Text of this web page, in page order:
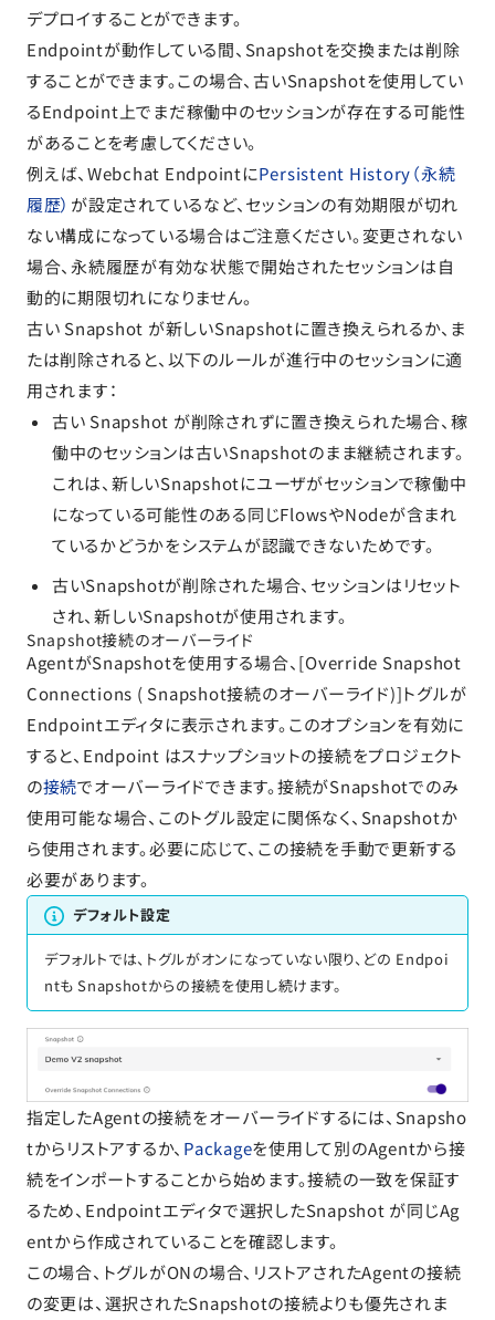
デプロイすることができます。
Endpointが動作している間、Snapshotを交換または削除
することができます。この場合、古いSnapshotを使用してい
るEndpoint上でまだ稼働中のセッションが存在する可能性
があることを考慮してください。
例えば、Webchat EndpointにPersistent History（永続
履歴） が設定されているなど、セッションの有効期限が切れ
ない構成になっている場合はご注意ください。変更されない
場合、永続履歴が有効な状態で開始されたセッションは自
動的に期限切れになりません。
古い Snapshot が新しいSnapshotに置き換えられるか、ま
たは削除されると、以下のルールが進行中のセッションに適
用されます：
古い Snapshot が削除されずに置き換えられた場合、稼
働中のセッションは古いSnapshotのまま継続されます。
これは、新しいSnapshotにユーザがセッションで稼働中
になっている可能性のある同じFlowsやNodeが含まれ
ているかどうかをシステムが認識できないためです。
古いSnapshotが削除された場合、セッションはリセット
され、新しいSnapshotが使用されます。
Snapshot接続のオーバーライド
AgentがSnapshotを使用する場合、[Override Snapshot
Connections ( Snapshot接続のオーバーライド)]トグルが
Endpointエディタに表示されます。このオプションを有効に
すると、Endpoint はスナップショットの接続をプロジェクト
の接続でオーバーライドできます。接続がSnapshotでのみ
使用可能な場合、このトグル設定に関係なく、Snapshotか
ら使用されます。必要に応じて、この接続を手動で更新する
必要があります。
デフォルト設定
デフォルトでは、トグルがオンになっていない限り、どの Endpoi
ntも Snapshotからの接続を使用し続けます。
指定したAgentの接続をオーバーライドするには、Snapsho
tからリストアするか、 Packageを使用して別のAgentから接
続をインポートすることから始めます。接続の一致を保証す
るため、Endpointエディタで選択したSnapshot が同じAg
entから作成されていることを確認します。
この場合、トグルがONの場合、リストアされたAgentの接続
の変更は、選択されたSnapshotの接続よりも優先されま